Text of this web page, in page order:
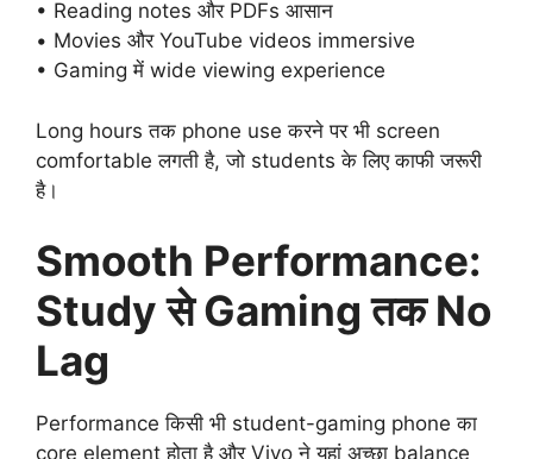
• Reading notes और PDFs आसान
• Movies और YouTube videos immersive
• Gaming में wide viewing experience
Long hours तक phone use करने पर भी screen
comfortable लगती है, जो students के लिए काफी जरूरी
है।
Smooth Performance:
Study से Gaming तक No
Lag
Performance किसी भी student-gaming phone का
core element होता है और Vivo ने यहां अच्छा balance